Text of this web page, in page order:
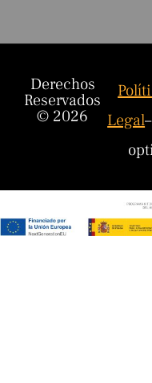
Derechos
Reservados
© 2026
Legal